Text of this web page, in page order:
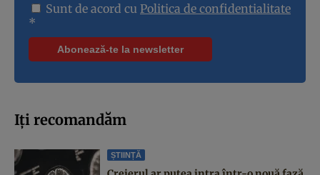
Sunt de acord cu Politica de confidentialitate
*
Iți recomandăm
ȘTIINȚĂ